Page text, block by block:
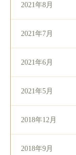
2021年8月
2021年7月
2021年6月
2021年5月
2018年12月
2018年9月